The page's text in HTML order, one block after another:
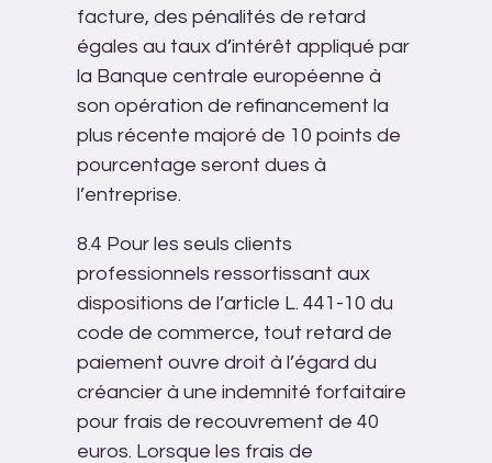
facture, des pénalités de retard
égales au taux d’intérêt appliqué par
la Banque centrale européenne à
son opération de refinancement la
plus récente majoré de 10 points de
pourcentage seront dues à
l’entreprise.
8.4 Pour les seuls clients
professionnels ressortissant aux
dispositions de l’article L. 441-10 du
code de commerce, tout retard de
paiement ouvre droit à l’égard du
créancier à une indemnité forfaitaire
pour frais de recouvrement de 40
euros. Lorsque les frais de